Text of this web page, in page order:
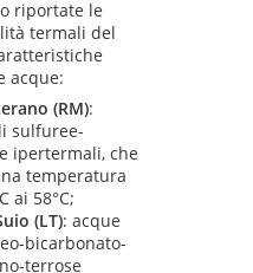
riportate le
termali del
acque:
(RM):
sulfuree-
ipertermali, che
temperatura
ai 58°C;
(LT): acque
bicarbonato-
terrose